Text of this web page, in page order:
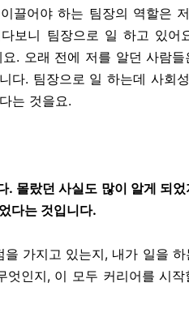
끌어야 하는 팀장의 역할은
보니 팀장으로 일 하고 있어
. 오래 전에 저를 알던 사람들
다. 팀장으로 일 하는데 사회
는 것을요.
. 몰랐던 사실도 많이 알게 되었
다는 것입니다.
가지고 있는지, 내가 일을 하
인지, 이 모두 커리어를 시작